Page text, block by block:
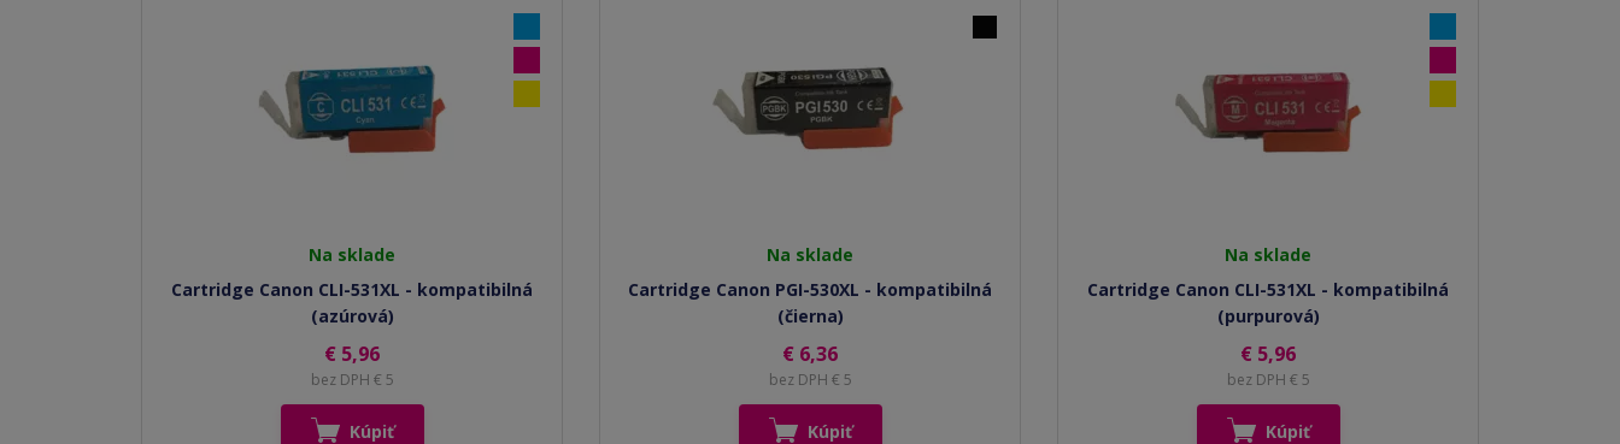
Na sklade
Cartridge Canon CLI-531XL - kompatibilná
(azúrová)
€ 5,96
bez DPH € 5
Kúpiť
Na sklade
Cartridge Canon PGI-530XL - kompatibilná
(čierna)
€ 6,36
bez DPH € 5
Kúpiť
Na sklade
Cartridge Canon CLI-531XL - kompatibilná
(purpurová)
€ 5,96
bez DPH € 5
Kúpiť